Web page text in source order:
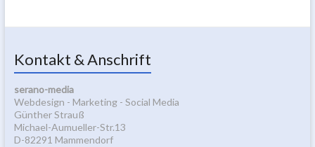
Kontakt & Anschrift
serano-media
Webdesign - Marketing - Social Media
Günther Strauß
Michael-Aumueller-Str.13
D-82291 Mammendorf